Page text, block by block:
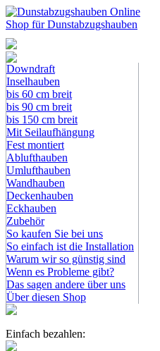
Downdraft
Inselhauben
bis 60 cm breit
bis 90 cm breit
bis 150 cm breit
Mit Seilaufhängung
Fest montiert
Ablufthauben
Umlufthauben
Wandhauben
Deckenhauben
Eckhauben
Zubehör
So kaufen Sie bei uns
So einfach ist die Installation
Warum wir so günstig sind
Wenn es Probleme gibt?
Das sagen andere über uns
Über diesen Shop
Einfach bezahlen: